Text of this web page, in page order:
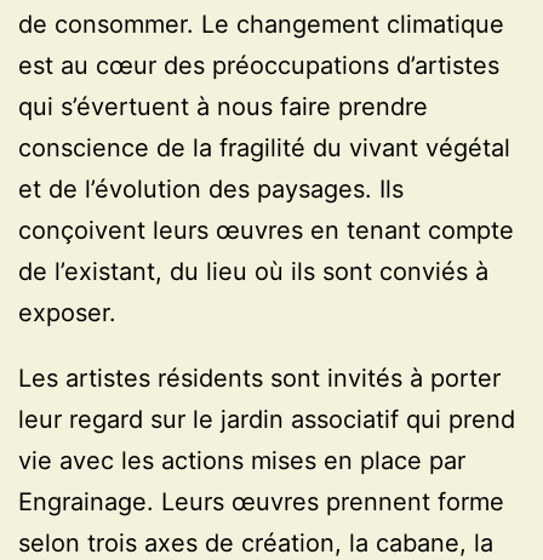
de consommer. Le changement climatique
est au cœur des préoccupations d’artistes
qui s’évertuent à nous faire prendre
conscience de la fragilité du vivant végétal
et de l’évolution des paysages. Ils
conçoivent leurs œuvres en tenant compte
de l’existant, du lieu où ils sont conviés à
exposer.
Les artistes résidents sont invités à porter
leur regard sur le jardin associatif qui prend
vie avec les actions mises en place par
Engrainage. Leurs œuvres prennent forme
selon trois axes de création, la cabane, la